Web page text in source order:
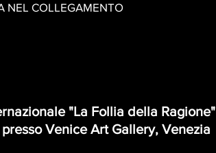
NEL COLLEGAMENTO
"La Follia della Ragione"
Venice Art Gallery, Venezia